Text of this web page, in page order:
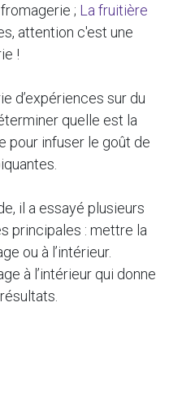
; La fruitière
attention c'est une
!
d’expériences sur du
quelle est la
pour infuser le goût de
il a essayé plusieurs
principales : mettre la
ou à l’intérieur.
à l’intérieur qui donne